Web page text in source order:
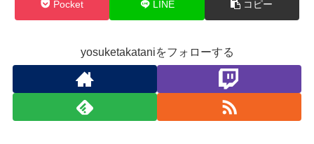
Pocket LINE コピー
yosuketakataniをフォローする